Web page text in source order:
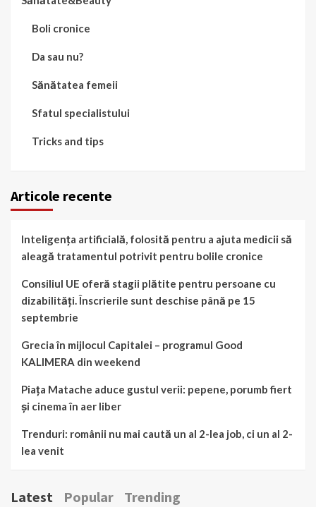
Boli cronice
Da sau nu?
Sănătatea femeii
Sfatul specialistului
Tricks and tips
Articole recente
Inteligența artificială, folosită pentru a ajuta medicii să
aleagă tratamentul potrivit pentru bolile cronice
Consiliul UE oferă stagii plătite pentru persoane cu
dizabilități. Înscrierile sunt deschise până pe 15
septembrie
Grecia în mijlocul Capitalei – programul Good
KALIMERA din weekend
Piața Matache aduce gustul verii: pepene, porumb fiert
și cinema în aer liber
Trenduri: românii nu mai caută un al 2-lea job, ci un al 2-
lea venit
Latest Popular Trending